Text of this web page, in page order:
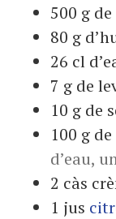
500 g
80 g
26 cl
7 g de
10 g de
100 g
d’eau,
2 càs
1 jus